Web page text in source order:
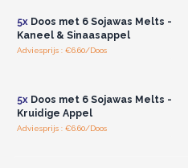
5xDoos met 6 Sojawas Melts -
Kaneel & Sinaasappel
Adviesprijs : €6.60/Doos
5xDoos met 6 Sojawas Melts -
Kruidige Appel
Adviesprijs : €6.60/Doos